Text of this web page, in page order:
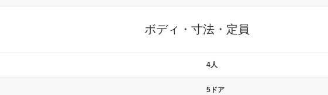
ボディ・寸法・定員
4人
5ドア